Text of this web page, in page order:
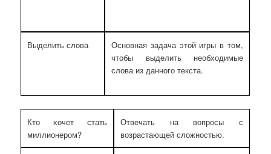
Выделить слова
Основная задача этой игры в том,
чтобы выделить необходимые
слова из данного текста.
Кто хочет стать
миллионером?
Отвечать на вопросы с
возрастающей сложностью.